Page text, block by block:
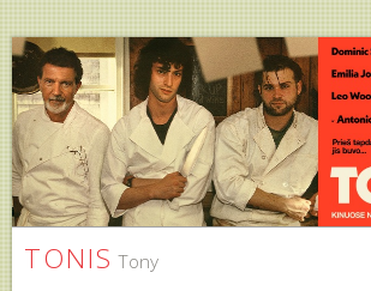
TONIS Tony